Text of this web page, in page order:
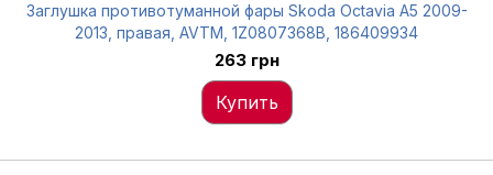
Заглушка противотуманной фары Skoda Octavia A5 2009-
2013, правая, AVTM, 1Z0807368B, 186409934
263 грн
Купить